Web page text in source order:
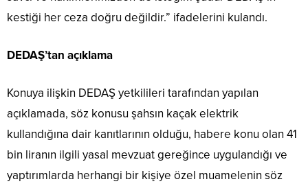
kestiği her ceza doğru değildir.” ifadelerini kulandı.
DEDAŞ’tan açıklama
Konuya ilişkin DEDAŞ yetkilileri tarafından yapılan
açıklamada, söz konusu şahsın kaçak elektrik
kullandığına dair kanıtlarının olduğu, habere konu olan 41
bin liranın ilgili yasal mevzuat gereğince uygulandığı ve
yaptırımlarda herhangi bir kişiye özel muamelenin söz